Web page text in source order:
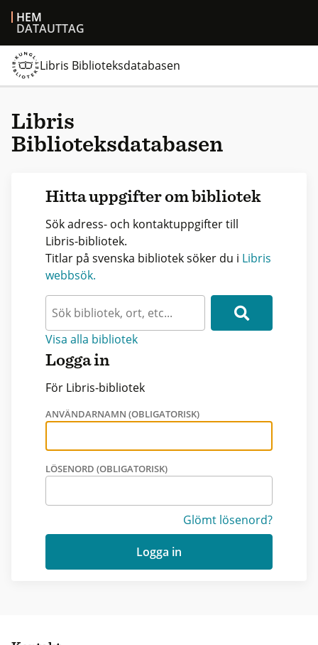
HEM
DATAUTTAG
Libris Biblioteksdatabasen
Libris
Biblioteksdatabasen
Hitta uppgifter om bibliotek
Sök adress- och kontaktuppgifter till
Libris-bibliotek.
Titlar på svenska bibliotek söker du i Libris
webbsök.
Visa alla bibliotek
Logga in
För Libris-bibliotek
ANVÄNDARNAMN (OBLIGATORISK)
LÖSENORD (OBLIGATORISK)
Glömt lösenord?
Logga in